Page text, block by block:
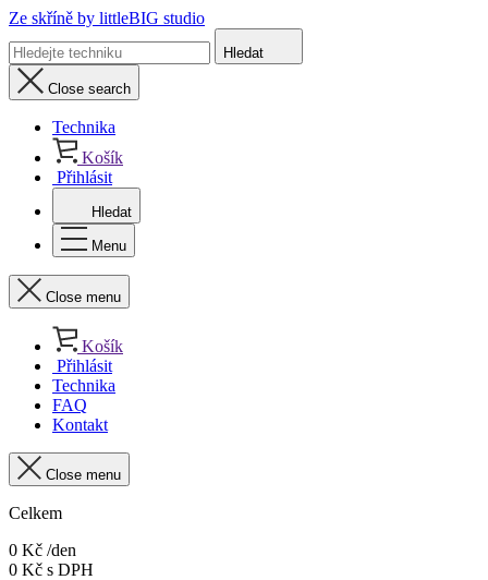
Ze skříně by littleBIG studio
Hledat
Close search
Technika
Košík
Přihlásit
Hledat
Menu
Close menu
Košík
Přihlásit
Technika
FAQ
Kontakt
Close menu
Celkem
0 Kč /den
0 Kč s DPH